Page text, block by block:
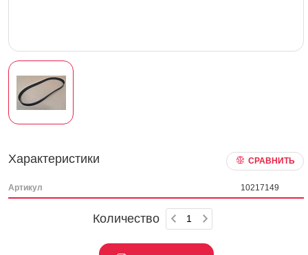
Характеристики СРАВНИТЬ
Артикул 10217149
Количество